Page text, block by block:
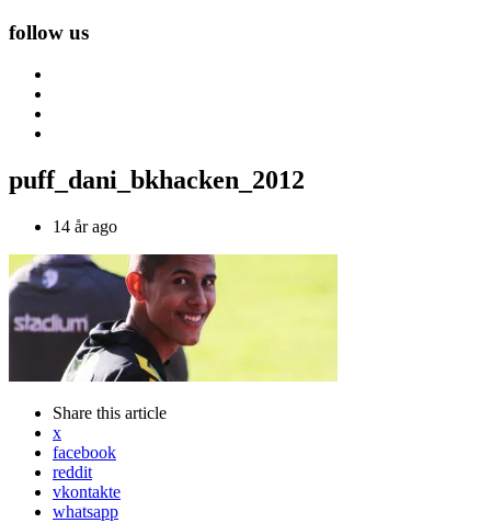
follow us
puff_dani_bkhacken_2012
14 år ago
Share this article
x
facebook
reddit
vkontakte
whatsapp